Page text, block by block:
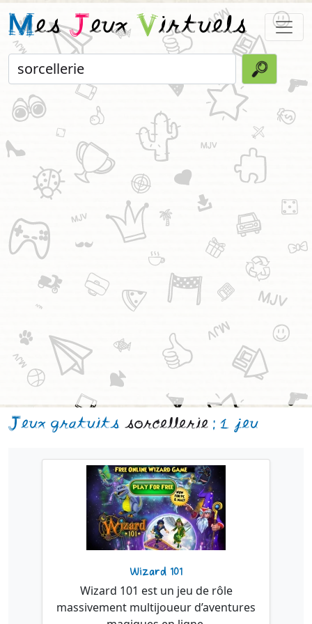
MesJeuxVirtuels
Jeux gratuits sorcellerie : 1 jeu
Wizard 101
Wizard 101 est un jeu de rôle
massivement multijoueur d’aventures